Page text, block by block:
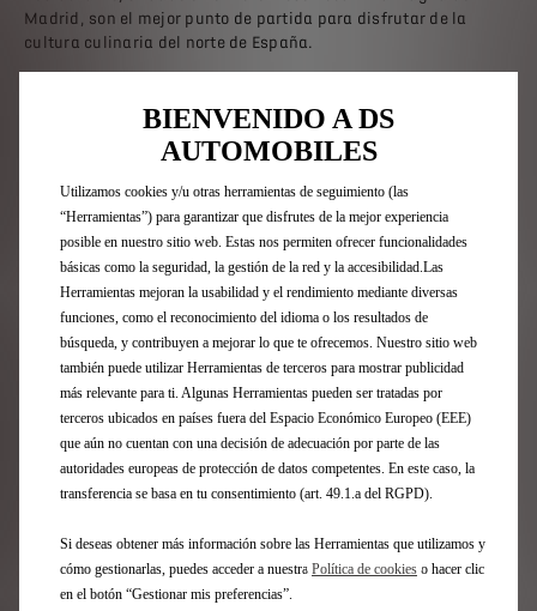
Madrid, son el mejor punto de partida para disfrutar de la
cultura culinaria del norte de España.
electrificados E-TENSE, Jesús Sánchez es pionero en la
incorporación de conceptos como la sostenibilidad, la huella de
carbono, la reducción de emisiones o la economía circular a su
campo de actividad. Un compromiso por la conservación del
medio ambiente que se ha concretado en la creación de una
comunidad energética solar, la apuesta por productos
“kilómetro cero” y el compostaje y por el que ha logrado
distinciones como la Estrella Verde Michelín o la certificación
Cocinas de Excelencia Energética por AENOR y Repsol.
Tanto El Cenador de Amós como Amós Restaurante se
incorporan a la oferta de experiencias deDS Only You Privilege
Los miembros de este selecto club podrán disfrutar de menús
exclusivos, inspirados en la identidad de marca y el espíritu
sibarita de DS Automobiles.
CONTACTOS DE PRENSA
PAULA BARTOLOMÉ
BIENVENIDO A DS
AUTOMOBILES
Utilizamos cookies y/u otras herramientas de seguimiento (las
“Herramientas”) para garantizar que disfrutes de la mejor experiencia
posible en nuestro sitio web. Estas nos permiten ofrecer funcionalidades
básicas como la seguridad, la gestión de la red y la accesibilidad.Las
Herramientas mejoran la usabilidad y el rendimiento mediante diversas
funciones, como el reconocimiento del idioma o los resultados de
búsqueda, y contribuyen a mejorar lo que te ofrecemos. Nuestro sitio web
también puede utilizar Herramientas de terceros para mostrar publicidad
más relevante para ti. Algunas Herramientas pueden ser tratadas por
terceros ubicados en países fuera del Espacio Económico Europeo (EEE)
que aún no cuentan con una decisión de adecuación por parte de las
autoridades europeas de protección de datos competentes. En este caso, la
transferencia se basa en tu consentimiento (art. 49.1.a del RGPD).
Si deseas obtener más información sobre las Herramientas que utilizamos y
cómo gestionarlas, puedes acceder a nuestra Política de cookies o hacer clic
en el botón “Gestionar mis preferencias”.